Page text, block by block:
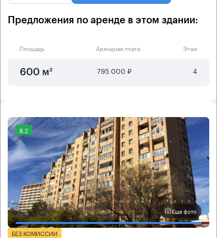
Предложения по аренде в этом здании:
Площадь Арендная плата Этаж
600 м² 795 000 ₽ 4
8.2
Еще фото
БЕЗ КОМИССИИ